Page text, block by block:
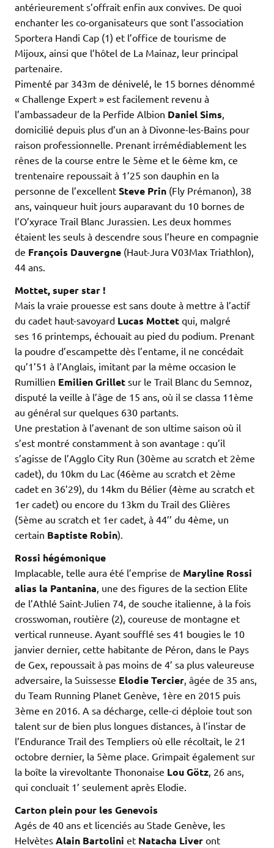
antérieurement s’offrait enfin aux convives. De quoi
enchanter les co-organisateurs que sont l’association
Sportera Handi Cap (1) et l’office de tourisme de
Mijoux, ainsi que l’hôtel de La Mainaz, leur principal
partenaire.
Pimenté par 343m de dénivelé, le 15 bornes dénommé
« Challenge Expert » est facilement revenu à
l’ambassadeur de la Perfide Albion Daniel Sims,
domicilié depuis plus d’un an à Divonne-les-Bains pour
raison professionnelle. Prenant irrémédiablement les
rênes de la course entre le 5ème et le 6ème km, ce
trentenaire repoussait à 1’25 son dauphin en la
personne de l’excellent Steve Prin (Fly Prémanon), 38
ans, vainqueur huit jours auparavant du 10 bornes de
l’O’xyrace Trail Blanc Jurassien. Les deux hommes
étaient les seuls à descendre sous l’heure en compagnie
de François Dauvergne (Haut-Jura V03Max Triathlon),
44 ans.
Mottet, super star !
Mais la vraie prouesse est sans doute à mettre à l’actif
du cadet haut-savoyard Lucas Mottet qui, malgré
ses 16 printemps, échouait au pied du podium. Prenant
la poudre d’escampette dès l’entame, il ne concédait
qu’1’51 à l’Anglais, imitant par la même occasion le
Rumillien Emilien Grillet sur le Trail Blanc du Semnoz,
disputé la veille à l’âge de 15 ans, où il se classa 11ème
au général sur quelques 630 partants.
Une prestation à l’avenant de son ultime saison où il
s’est montré constamment à son avantage : qu’il
s’agisse de l’Agglo City Run (30ème au scratch et 2ème
cadet), du 10km du Lac (46ème au scratch et 2ème
cadet en 36’29), du 14km du Bélier (4ème au scratch et
1er cadet) ou encore du 13km du Trail des Glières
(5ème au scratch et 1er cadet, à 44’’ du 4ème, un
certain Baptiste Robin).
Rossi hégémonique
Implacable, telle aura été l’emprise de Maryline Rossi
alias la Pantanina, une des figures de la section Elite
de l’Athlé Saint-Julien 74, de souche italienne, à la fois
crosswoman, routière (2), coureuse de montagne et
vertical runneuse. Ayant soufflé ses 41 bougies le 10
janvier dernier, cette habitante de Péron, dans le Pays
de Gex, repoussait à pas moins de 4’ sa plus valeureuse
adversaire, la Suissesse Elodie Tercier, âgée de 35 ans,
du Team Running Planet Genève, 1ère en 2015 puis
3ème en 2016. A sa décharge, celle-ci déploie tout son
talent sur de bien plus longues distances, à l’instar de
l’Endurance Trail des Templiers où elle récoltait, le 21
octobre dernier, la 5ème place. Grimpait également sur
la boîte la virevoltante Thononaise Lou Götz, 26 ans,
qui concluait 1’ seulement après Elodie.
Carton plein pour les Genevois
Agés de 40 ans et licenciés au Stade Genève, les
Helvètes Alain Bartolini et Natacha Liver ont